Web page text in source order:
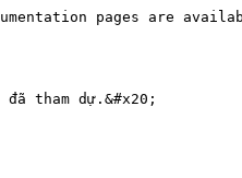
pages are
tham dự.&#x20;